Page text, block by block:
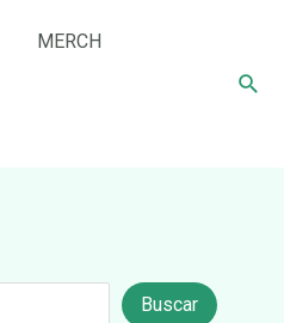
MERCH
Buscar